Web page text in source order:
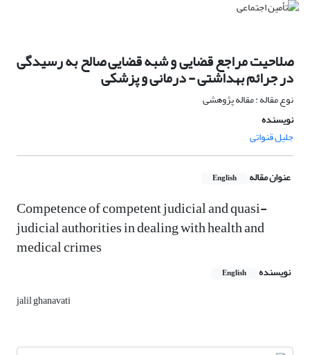
صلاحیت مراجع قضایی و شبه قضایی صالح به رسیدگی
در جرائم بهداشتی - درمانی و پزشکی
نوع مقاله : مقاله پژوهشی
نویسنده
جلیل قنواتی
عنوان مقاله English
Competence of competent judicial and quasi-
judicial authorities in dealing with health and
medical crimes
نویسنده English
jalil ghanavati